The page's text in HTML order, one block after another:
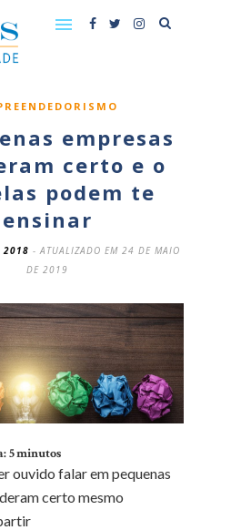
empresas
certo e o
podem te
ensinar
2018 - ATUALIZADO EM 24 DE MAIO
DE 2019
5minutos
ouvido falar em pequenas
certo mesmo